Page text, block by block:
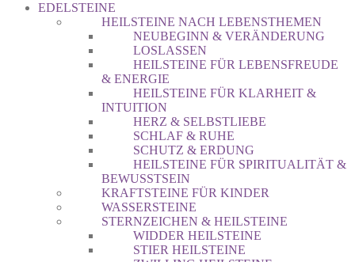
EDELSTEINE
HEILSTEINE NACH LEBENSTHEMEN
NEUBEGINN & VERÄNDERUNG
LOSLASSEN
HEILSTEINE FÜR LEBENSFREUDE
& ENERGIE
HEILSTEINE FÜR KLARHEIT &
INTUITION
HERZ & SELBSTLIEBE
SCHLAF & RUHE
SCHUTZ & ERDUNG
HEILSTEINE FÜR SPIRITUALITÄT &
BEWUSSTSEIN
KRAFTSTEINE FÜR KINDER
WASSERSTEINE
STERNZEICHEN & HEILSTEINE
WIDDER HEILSTEINE
STIER HEILSTEINE